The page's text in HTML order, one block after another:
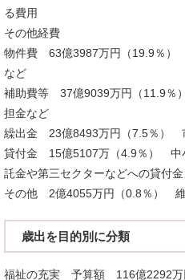
る費用
その他経費
物件費 63億3987万円（19.9％）
など
補助費等 37億9039万円（11.9％
担金など
繰出金 23億8493万円（7.5％）
貸付金 15億5107万（4.9％） 中
託金や第三セクターなどへの貸付金
その他 2億4055万円（0.8％） 維
歳出を目的別に分類
福祉の充実 予算額 116億2292